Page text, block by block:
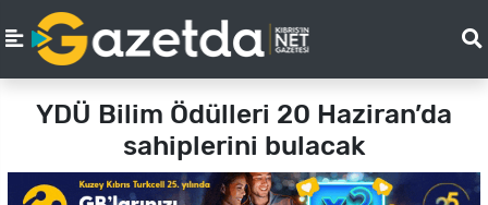
YDÜ Bilim Ödülleri 20 Haziran’da
sahiplerini bulacak